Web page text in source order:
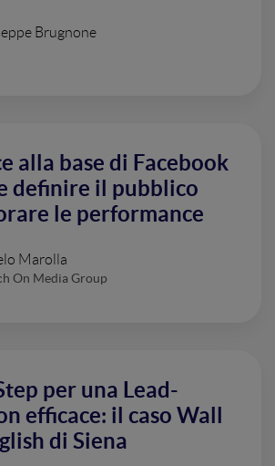
Brugnone
alla base di Facebook
definire il pubblico
le performance
Marolla
On Media Group
per una Lead-
efficace: il caso Wall
di Siena